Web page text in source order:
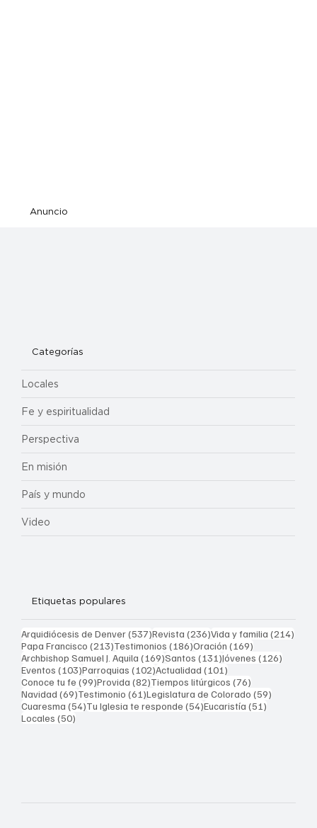
Anuncio
Categorías
Locales
Fe y espiritualidad
Perspectiva
En misión
País y mundo
Video
Etiquetas populares
Arquidiócesis de Denver(537)537 entradas
Revista (236)236 entradas
Vida y familia (214)
Papa Francisco (213)213 entradas
Testimonios (186)186 entradas
Oración (169)
Archbishop Samuel J. Aquila (169)169 entradas
Santos (131)131 entradas
Jóvenes (126)
Eventos (103)103 entradas
Parroquias (102)102 entradas
Actualidad (101)
Conoce tu fe (99)99 entradas
Provida (82)82 entradas
Tiempos litúrgicos (76)
Navidad (69)69 entradas
Testimonio (61)61 entradas
Legislatura de Colorado (59)
Cuaresma (54)54 entradas
Tu Iglesia te responde (54)54 entradas
Eucaristía (51)
Locales (50)